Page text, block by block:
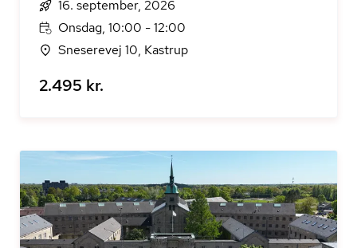
16. september, 2026
Onsdag, 10:00 - 12:00
Sneserevej 10, Kastrup
2.495 kr.